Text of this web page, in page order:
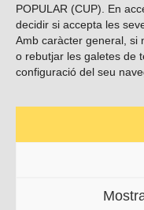
POPULAR (CUP). En
decidir si accepta les
Amb caràcter general, si
o rebutjar les galetes de
configuració del seu
Carrer